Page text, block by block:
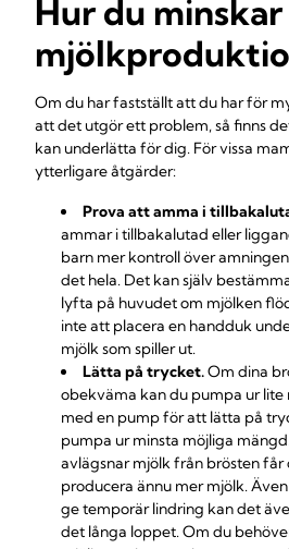
Hur du
Om du har fastställt att du har för
att det utgör ett problem, så finns
kan underlätta för dig. För vissa
ytterligare åtgärder:
Prova att amma i
ammar i tillbakalutad eller
barn mer kontroll över
det hela. Det kan själv
lyfta på huvudet om mjölken
inte att placera en handduk
mjölk som spiller ut.
Lätta på trycket.Om dina
obekväma kan du pumpa ur lite
med en pump för att lätta på
pumpa ur minsta möjliga
avlägsnar mjölk från brösten
producera ännu mer mjölk.
ge temporär lindring kan det
det långa loppet. Om du